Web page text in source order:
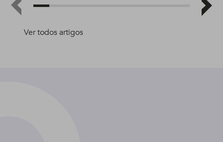
Ver todos artigos